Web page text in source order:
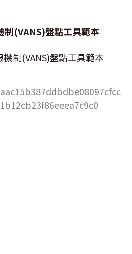
制(VANS)盤點工具範本
制(VANS)盤點工具範本